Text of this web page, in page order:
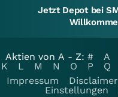
Jetzt Depot bei
Aktien von A - Z: # A
K
L M N O P Q
Impressum
Disclaimer
Einstellungen